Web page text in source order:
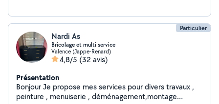
Particulier
Nardi As
Bricolage et multi service
Valence (Jappe-Renard)
4,8/5 (32 avis)
Présentation
Bonjour Je propose mes services pour divers travaux ,
peinture , menuiserie , déménagement,montage